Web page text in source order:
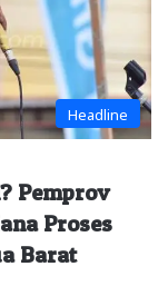
Headline
Pemprov
Proses
Barat